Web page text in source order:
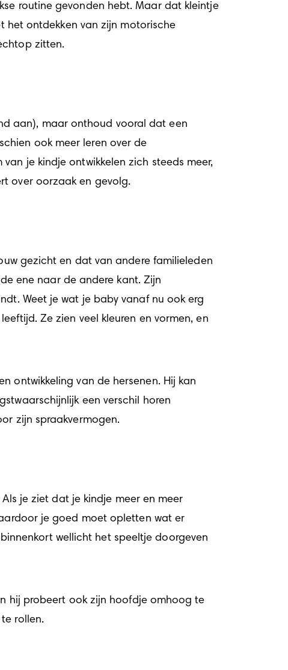
routine gevonden hebt. Maar dat kleintje
het ontdekken van zijn motorische
zitten.
aan), maar onthoud vooral dat een
ook meer leren over de
je kindje ontwikkelen zich steeds meer,
over oorzaak en gevolg.
gezicht en dat van andere familieleden
ene naar de andere kant. Zijn
Weet je wat je baby vanaf nu ook erg
Ze zien veel kleuren en vormen, en
ontwikkeling van de hersenen. Hij kan
een verschil horen
zijn spraakvermogen.
je ziet dat je kindje meer en meer
je goed moet opletten wat er
wellicht het speeltje doorgeven
hij probeert ook zijn hoofdje omhoog te
rollen.